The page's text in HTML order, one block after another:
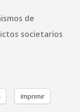
de
societarios
Imprimir